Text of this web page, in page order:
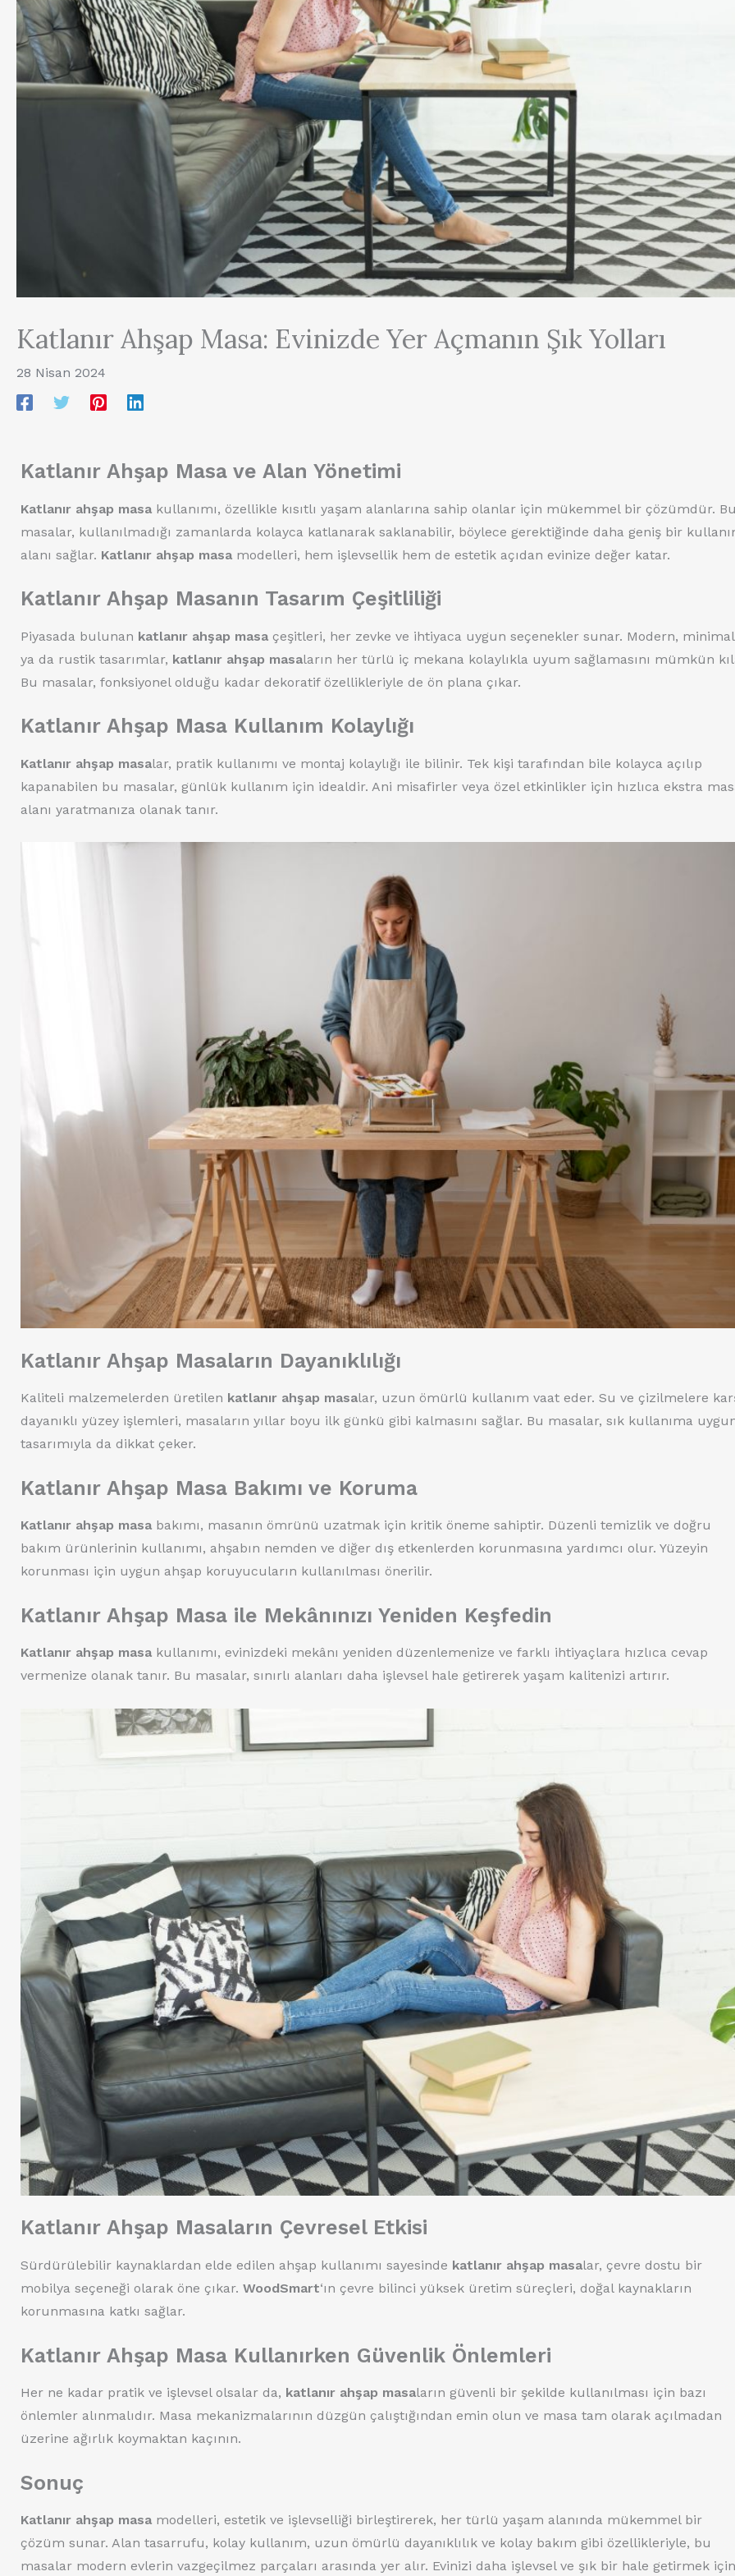
Katlanır Ahşap Masa: Evinizde Yer Açmanın Şık Yolları
28 Nisan 2024
Katlanır Ahşap Masa ve Alan Yönetimi
Katlanır ahşap masa kullanımı, özellikle kısıtlı yaşam alanlarına sahip olanlar için mükemmel bir çözümdür.
masalar, kullanılmadığı zamanlarda kolayca katlanarak saklanabilir, böylece gerektiğinde daha geniş bir
alanı sağlar. Katlanır ahşap masa modelleri, hem işlevsellik hem de estetik açıdan evinize değer katar.
Katlanır Ahşap Masanın Tasarım Çeşitliliği
Piyasada bulunan katlanır ahşap masa çeşitleri, her zevke ve ihtiyaca uygun seçenekler sunar. Modern,
ya da rustik tasarımlar, katlanır ahşap masaların her türlü iç mekana kolaylıkla uyum sağlamasını mümkün
Bu masalar, fonksiyonel olduğu kadar dekoratif özellikleriyle de ön plana çıkar.
Katlanır Ahşap Masa Kullanım Kolaylığı
Katlanır ahşap masalar, pratik kullanımı ve montaj kolaylığı ile bilinir. Tek kişi tarafından bile kolayca açılıp
kapanabilen bu masalar, günlük kullanım için idealdir. Ani misafirler veya özel etkinlikler için hızlıca ekstra
alanı yaratmanıza olanak tanır.
Katlanır Ahşap Masaların Dayanıklılığı
Kaliteli malzemelerden üretilen katlanır ahşap masalar, uzun ömürlü kullanım vaat eder. Su ve çizilmelere
dayanıklı yüzey işlemleri, masaların yıllar boyu ilk günkü gibi kalmasını sağlar. Bu masalar, sık kullanıma
tasarımıyla da dikkat çeker.
Katlanır Ahşap Masa Bakımı ve Koruma
Katlanır ahşap masa bakımı, masanın ömrünü uzatmak için kritik öneme sahiptir. Düzenli temizlik ve doğru
bakım ürünlerinin kullanımı, ahşabın nemden ve diğer dış etkenlerden korunmasına yardımcı olur. Yüzeyin
korunması için uygun ahşap koruyucuların kullanılması önerilir.
Katlanır Ahşap Masa ile Mekânınızı Yeniden Keşfedin
Katlanır ahşap masa kullanımı, evinizdeki mekânı yeniden düzenlemenize ve farklı ihtiyaçlara hızlıca cevap
vermenize olanak tanır. Bu masalar, sınırlı alanları daha işlevsel hale getirerek yaşam kalitenizi artırır.
Katlanır Ahşap Masaların Çevresel Etkisi
Sürdürülebilir kaynaklardan elde edilen ahşap kullanımı sayesinde katlanır ahşap masalar, çevre dostu bir
mobilya seçeneği olarak öne çıkar. WoodSmart‘ın çevre bilinci yüksek üretim süreçleri, doğal kaynakların
korunmasına katkı sağlar.
Katlanır Ahşap Masa Kullanırken Güvenlik Önlemleri
Her ne kadar pratik ve işlevsel olsalar da, katlanır ahşap masaların güvenli bir şekilde kullanılması için bazı
önlemler alınmalıdır. Masa mekanizmalarının düzgün çalıştığından emin olun ve masa tam olarak açılmadan
üzerine ağırlık koymaktan kaçının.
Sonuç
Katlanır ahşap masa modelleri, estetik ve işlevselliği birleştirerek, her türlü yaşam alanında mükemmel bir
çözüm sunar. Alan tasarrufu, kolay kullanım, uzun ömürlü dayanıklılık ve kolay bakım gibi özellikleriyle, bu
masalar modern evlerin vazgeçilmez parçaları arasında yer alır. Evinizi daha işlevsel ve şık bir hale getirmek için